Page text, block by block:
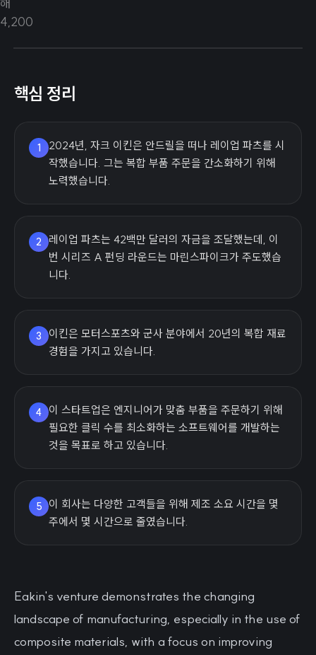
핵심 정리
1
2024년, 자크 이킨은 안드릴을 떠나 레이업 파츠를 시
작했습니다. 그는 복합 부품 주문을 간소화하기 위해
노력했습니다.
2
레이업 파츠는 42백만 달러의 자금을 조달했는데, 이
번 시리즈 A 펀딩 라운드는 마린스파이크가 주도했습
니다.
3
이킨은 모터스포츠와 군사 분야에서 20년의 복합 재료
경험을 가지고 있습니다.
4
이 스타트업은 엔지니어가 맞춤 부품을 주문하기 위해
필요한 클릭 수를 최소화하는 소프트웨어를 개발하는
것을 목표로 하고 있습니다.
5
이 회사는 다양한 고객들을 위해 제조 소요 시간을 몇
주에서 몇 시간으로 줄였습니다.
Eakin's venture demonstrates the changing
landscape of manufacturing, especially in the use of
composite materials, with a focus on improving